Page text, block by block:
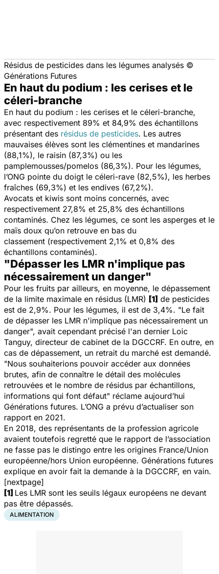
Résidus de pesticides dans les légumes analysés ©
Générations Futures
En haut du podium : les cerises et le
céleri-branche
En haut du podium : les cerises et le céleri-branche,
avec respectivement 89% et 84,9% des échantillons
présentant des résidus de pesticides. Les autres
mauvaises élèves sont les clémentines et mandarines
(88,1%), le raisin (87,3%) ou les
pamplemousses/pomelos (86,3%). Pour les légumes,
l’ONG pointe du doigt le céleri-rave (82,5%), les herbes
fraîches (69,3%) et les endives (67,2%).
Avocats et kiwis sont moins concernés, avec
respectivement 27,8% et 25,8% des échantillons
contaminés. Chez les légumes, ce sont les asperges et le
maïs doux qu’on retrouve en bas du
classement (respectivement 2,1% et 0,8% des
échantillons contaminés).
"Dépasser les LMR n'implique pas
nécessairement un danger"
Pour les fruits par ailleurs, en moyenne, le dépassement
de la limite maximale en résidus (LMR) [1] de pesticides
est de 2,9%. Pour les légumes, il est de 3,4%. "Le fait
de dépasser les LMR n'implique pas nécessairement un
danger", avait cependant précisé l'an dernier Loic
Tanguy, directeur de cabinet de la DGCCRF. En outre, en
cas de dépassement, un retrait du marché est demandé.
"Nous souhaiterions pouvoir accéder aux données
brutes, afin de connaître le détail des molécules
retrouvées et le nombre de résidus par échantillons,
informations qui font défaut" réclame aujourd’hui
Générations futures. L’ONG a prévu d’actualiser son
rapport en 2021.
En 2018, des représentants de la profession agricole
avaient toutefois regretté que le rapport de l’association
ne fasse pas le distingo entre les origines France/Union
européenne/hors Union européenne. Générations futures
explique en avoir fait la demande à la DGCCRF, en vain.
[nextpage]
[1] Les LMR sont les seuils légaux européens ne devant
pas être dépassés.
ALIMENTATION